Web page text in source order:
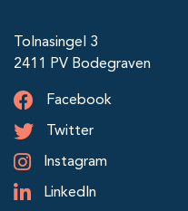
Tolnasingel 3
2411 PV Bodegraven
Facebook
Twitter
Instagram
LinkedIn